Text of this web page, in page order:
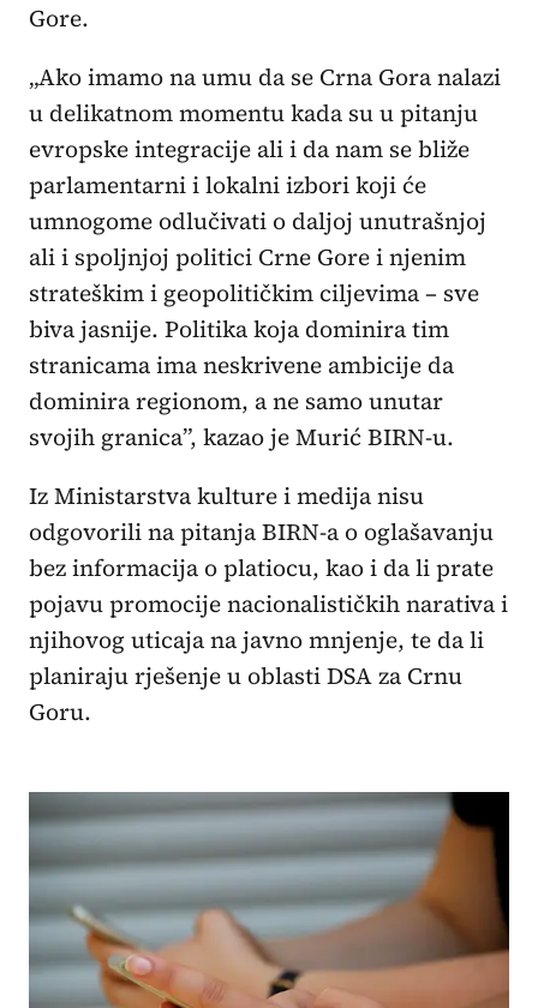
Gore.
„Ako imamo na umu da se Crna Gora nalazi
u delikatnom momentu kada su u pitanju
evropske integracije ali i da nam se bliže
parlamentarni i lokalni izbori koji će
umnogome odlučivati o daljoj unutrašnjoj
ali i spoljnjoj politici Crne Gore i njenim
strateškim i geopolitičkim ciljevima – sve
biva jasnije. Politika koja dominira tim
stranicama ima neskrivene ambicije da
dominira regionom, a ne samo unutar
svojih granica”, kazao je Murić BIRN-u.
Iz Ministarstva kulture i medija nisu
odgovorili na pitanja BIRN-a o oglašavanju
bez informacija o platiocu, kao i da li prate
pojavu promocije nacionalističkih narativa i
njihovog uticaja na javno mnjenje, te da li
planiraju rješenje u oblasti DSA za Crnu
Goru.